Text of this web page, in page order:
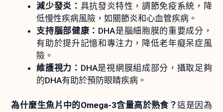
減少發炎： 具抗發炎特性，調節免疫系統，降
低慢性疾病風險，如關節炎和心血管疾病。
支持腦部健康： DHA是腦細胞膜的重要成分，
有助於提升記憶和專注力，降低老年癡呆症風
險。
維護視力： DHA是視網膜組成部分，攝取足夠
的DHA有助於預防眼睛疾病。
為什麼生魚片中的Omega-3含量高於熟食？這是因為